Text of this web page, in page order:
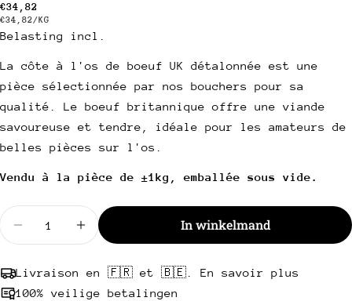
Gebruikelijke
prijs
€34,82
PRIJS
PER
EENHEID
€34,82/PER
KG
Belasting incl.
La côte à l'os de boeuf UK détalonnée est une
pièce sélectionnée par nos bouchers pour sa
qualité. Le boeuf britannique offre une viande
savoureuse et tendre, idéale pour les amateurs de
belles pièces sur l'os.
Vendu à la pièce de ±1kg, emballée sous vide.
Verminder de hoeveelheid voor de UK Beef Bone
De hoeveelheid voor Côte à l'os de
In winkelmand
Livraison en 🇫🇷 et 🇧🇪. En savoir plus
100% veilige betalingen
Deel dit product
Deel
Deel
Facebook
Delen
Pin
Pinterest
Uw
mail
bericht
Velden met een * zijn verplicht.
Stuur een vraag